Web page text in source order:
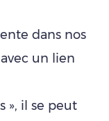
dans nos
un lien
», il se peut